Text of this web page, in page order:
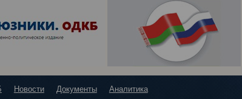
Новости Документы
Аналитика